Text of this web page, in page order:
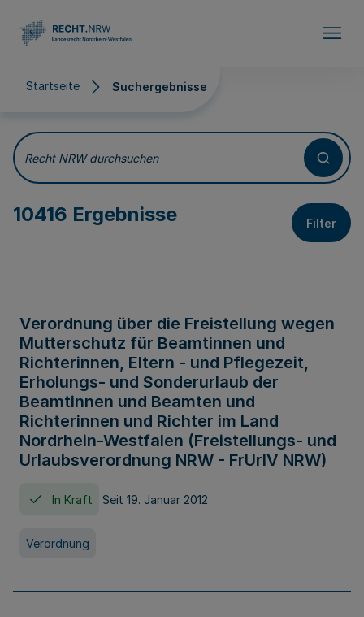
Startseite Suchergebnisse
Suchergebnisse
Recht NRW durchsuchen
10416 Ergebnisse Filter
Verordnung über die Freistellung wegen
Mutterschutz für Beamtinnen und
Richterinnen, Eltern - und Pflegezeit,
Erholungs- und Sonderurlaub der
Beamtinnen und Beamten und
Richterinnen und Richter im Land
Nordrhein-Westfalen (Freistellungs- und
Urlaubsverordnung NRW - FrUrlV NRW)
In Kraft Seit 19. Januar 2012
Verordnung